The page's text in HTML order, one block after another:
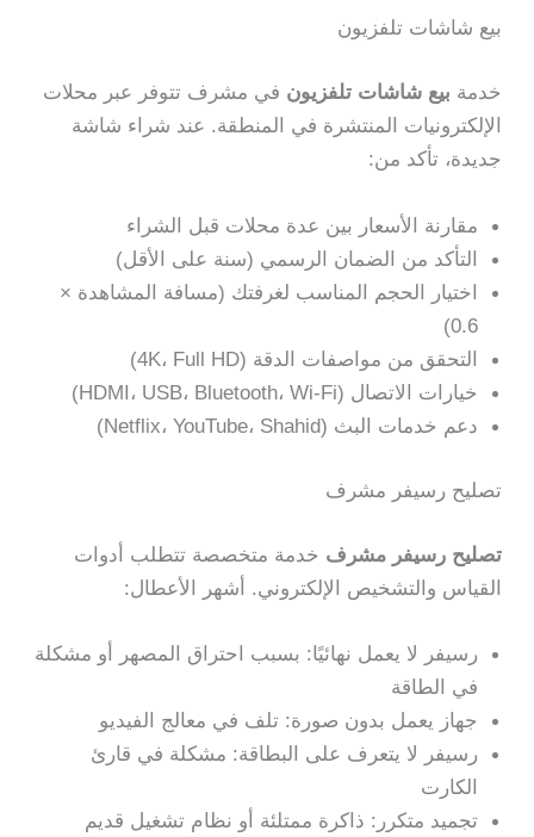
بيع شاشات تلفزيون
خدمة بيع شاشات تلفزيون في مشرف تتوفر عبر محلات
الإلكترونيات المنتشرة في المنطقة. عند شراء شاشة
جديدة، تأكد من:
مقارنة الأسعار بين عدة محلات قبل الشراء
التأكد من الضمان الرسمي (سنة على الأقل)
اختيار الحجم المناسب لغرفتك (مسافة المشاهدة ×
0.6)
التحقق من مواصفات الدقة (4K، Full HD)
خيارات الاتصال (HDMI، USB، Bluetooth، Wi-Fi)
دعم خدمات البث (Netflix، YouTube، Shahid)
تصليح رسيفر مشرف
تصليح رسيفر مشرف خدمة متخصصة تتطلب أدوات
القياس والتشخيص الإلكتروني. أشهر الأعطال:
رسيفر لا يعمل نهائيًا: بسبب احتراق المصهر أو مشكلة
في الطاقة
جهاز يعمل بدون صورة: تلف في معالج الفيديو
رسيفر لا يتعرف على البطاقة: مشكلة في قارئ
الكارت
تجميد متكرر: ذاكرة ممتلئة أو نظام تشغيل قديم